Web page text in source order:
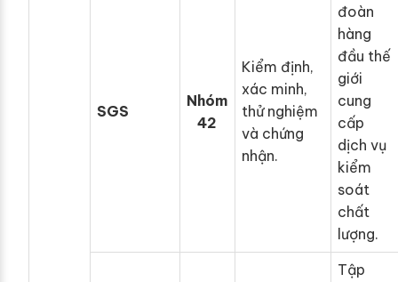
SGS
Nhóm
42
Kiểm định,
xác minh,
thử nghiệm
và chứng
nhận.
đoàn
hàng
đầu thế
giới
cung
cấp
dịch vụ
kiểm
soát
chất
lượng.
Tập